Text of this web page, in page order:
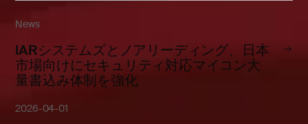
IARシステムズとノアリーディング、日本
市場向けにセキュリティ対応マイコン大
量書込み体制を強化
2026-04-01
News